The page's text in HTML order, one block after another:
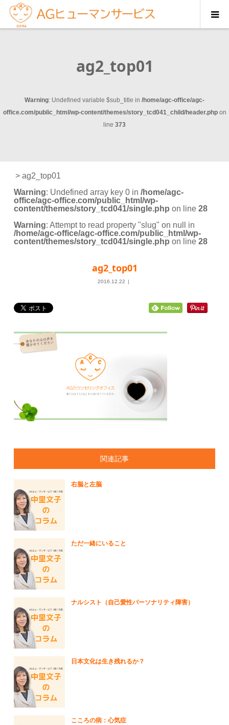
ag2_top01
Warning: Undefined variable $sub_title in /home/agc-office/agc-
office.com/public_html/wp-content/themes/story_tcd041_child/header.phpon
line 373
> ag2_top01
Warning: Undefined array key 0 in/home/agc-
office/agc-office.com/public_html/wp-
content/themes/story_tcd041/single.php on line28
Warning: Attempt to read property "slug" on null in
/home/agc-office/agc-office.com/public_html/wp-
content/themes/story_tcd041/single.php on line28
ag2_top01
2016.12.22
関連記事
右脳と左脳
ただ一緒にいること
ナルシスト（自己愛性パーソナリティ障害）
日本文化は生き残れるか？
こころの病：心気症